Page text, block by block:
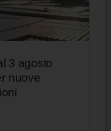
3 agosto
nuove